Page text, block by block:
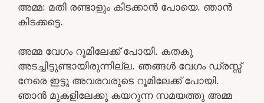
അമ്മ: മതി രണ്ടാളും കിടക്കാൻ പോയെ. ഞാൻ
കിടക്കട്ടെ.
അമ്മ വേഗം റൂമിലേക്ക്‌ പോയി. കതകു
അടച്ചിട്ടുണ്ടായിരുന്നില്ല. ഞങ്ങൾ വേഗം ഡ്രസ്സ്‌
നേരെ ഇട്ടു അവരവരുടെ റൂമിലേക്ക് പോയി.
ഞാൻ മുകളിലേക്കു കയറുന്ന സമയത്തു അമ്മ